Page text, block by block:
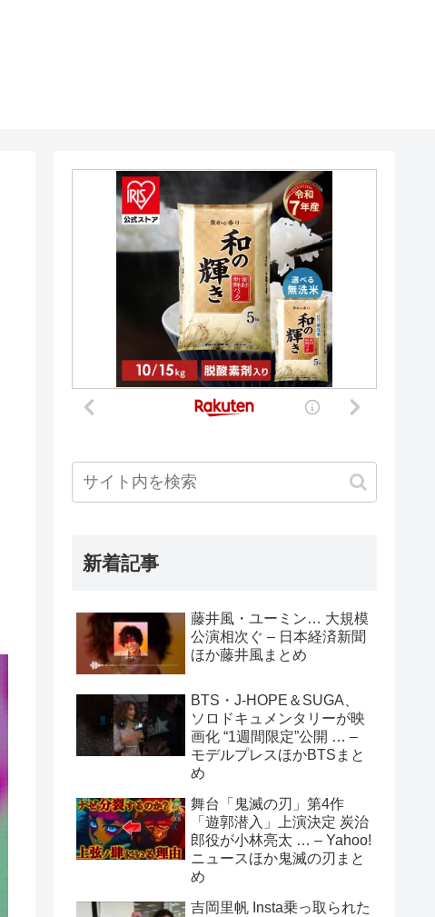
新着記事
藤井風・ユーミン… 大規模
公演相次ぐ – 日本経済新聞
ほか藤井風まとめ
BTS・J-HOPE＆SUGA、
ソロドキュメンタリーが映
画化 “1週間限定”公開 … –
モデルプレスほかBTSまと
め
舞台「鬼滅の刃」第4作
「遊郭潜入」上演決定 炭治
郎役が小林亮太 … – Yahoo!
ニュースほか鬼滅の刃まと
め
吉岡里帆 Insta乗っ取られた